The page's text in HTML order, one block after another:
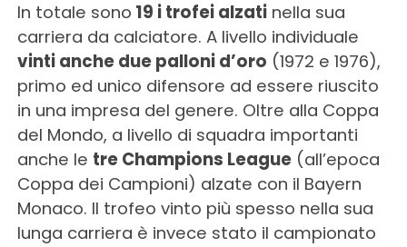
In totale sono 19 i trofei alzatinella sua
carriera da calciatore. A livello individuale
vinti anche due palloni d’oro (1972 e 1976),
primo ed unico difensore ad essere riuscito
in una impresa del genere. Oltre alla Coppa
del Mondo, a livello di squadra importanti
anche le tre Champions League(all’epoca
Coppa dei Campioni) alzate con il Bayern
Monaco. Il trofeo vinto più spesso nella sua
lunga carriera è invece stato il campionato